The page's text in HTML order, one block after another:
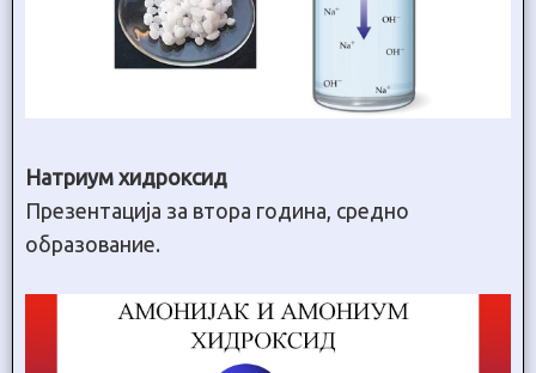
Натриум хидроксид
Презентација за втора година, средно
образование.